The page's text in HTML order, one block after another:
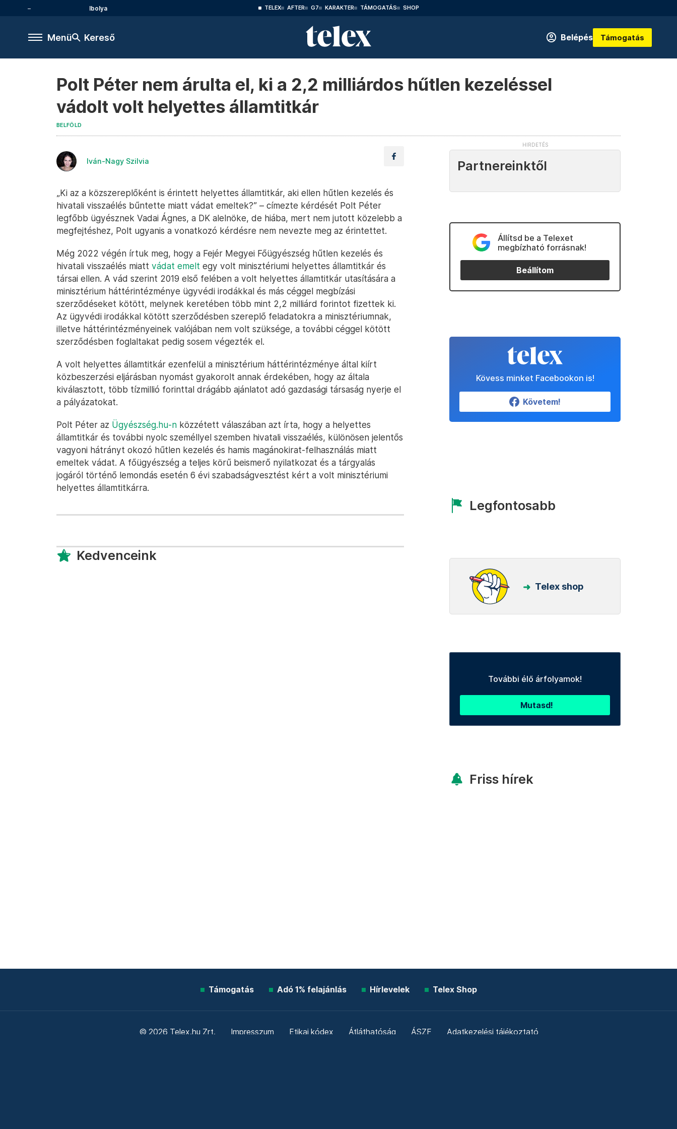
Ibolya TELEX AFTER G7 KARAKTER TÁMOGATÁS SHOP
Menü Kereső Belépés Támogatás
Polt Péter nem árulta el, ki a 2,2 milliárdos hűtlen kezeléssel
vádolt volt helyettes államtitkár
BELFÖLD
Iván-Nagy Szilvia
„Ki az a közszereplőként is érintett helyettes államtitkár, aki ellen hűtlen kezelés és
hivatali visszaélés bűntette miatt vádat emeltek?” – címezte kérdését Polt Péter
legfőbb ügyésznek Vadai Ágnes, a DK alelnöke, de hiába, mert nem jutott közelebb a
megfejtéshez, Polt ugyanis a vonatkozó kérdésre nem nevezte meg az érintettet.
Még 2022 végén írtuk meg, hogy a Fejér Megyei Főügyészség hűtlen kezelés és
hivatali visszaélés miatt vádat emelt egy volt minisztériumi helyettes államtitkár és
társai ellen. A vád szerint 2019 első felében a volt helyettes államtitkár utasítására a
minisztérium háttérintézménye ügyvédi irodákkal és más céggel megbízási
szerződéseket kötött, melynek keretében több mint 2,2 milliárd forintot fizettek ki.
Az ügyvédi irodákkal kötött szerződésben szereplő feladatokra a minisztériumnak,
illetve háttérintézményeinek valójában nem volt szüksége, a további céggel kötött
szerződésben foglaltakat pedig sosem végezték el.
A volt helyettes államtitkár ezenfelül a minisztérium háttérintézménye által kiírt
közbeszerzési eljárásban nyomást gyakorolt annak érdekében, hogy az általa
kiválasztott, több tízmillió forinttal drágább ajánlatot adó gazdasági társaság nyerje el
a pályázatokat.
Polt Péter az Ügyészség.hu-n közzétett válaszában azt írta, hogy a helyettes
államtitkár és további nyolc személlyel szemben hivatali visszaélés, különösen jelentős
vagyoni hátrányt okozó hűtlen kezelés és hamis magánokirat-felhasználás miatt
emeltek vádat. A főügyészség a teljes körű beismerő nyilatkozat és a tárgyalás
jogáról történő lemondás esetén 6 évi szabadságvesztést kért a volt minisztériumi
helyettes államtitkárra.
Kedvenceink
Partnereinktől
Állítsd be a Telexet
megbízható forrásnak!
Beállítom
Kövess minket Facebookon is!
Követem!
Legfontosabb
Telex shop
További élő árfolyamok!
Mutasd!
Friss hírek
Támogatás Adó 1% felajánlás Hírlevelek Telex Shop
© 2026 Telex.hu Zrt. Impresszum Etikai kódex Átláthatóság ÁSZF Adatkezelési tájékoztató